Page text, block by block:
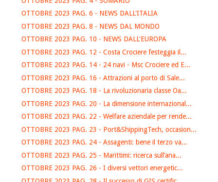
OTTOBRE 2023 PAG. 6 - NEWS DALL'ITALIA
OTTOBRE 2023 PAG. 8 - NEWS DAL MONDO
OTTOBRE 2023 PAG. 10 - NEWS DALL'EUROPA
OTTOBRE 2023 PAG. 12 - Costa Crociere festeggia il...
OTTOBRE 2023 PAG. 14 - 24 navi - Msc Crociere ed E...
OTTOBRE 2023 PAG. 16 - Attrazioni al porto di Sale...
OTTOBRE 2023 PAG. 18 - La rivoluzionaria classe Oa...
OTTOBRE 2023 PAG. 20 - La dimensione internazional...
OTTOBRE 2023 PAG. 22 - Welfare aziendale per rende...
OTTOBRE 2023 PAG. 23 - Port&ShippingTech, occasion...
OTTOBRE 2023 PAG. 24 - Assagenti: bene il terzo va...
OTTOBRE 2023 PAG. 25 - Marittimi: ricerca sull’ana...
OTTOBRE 2023 PAG. 26 - I diversi vettori energetic...